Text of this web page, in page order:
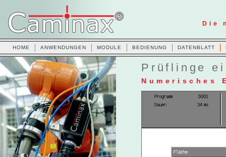
Die
HOME ANWENDUNGEN MODULE BEDIENUNG DATENBLATT
Prüflinge
Numerisches